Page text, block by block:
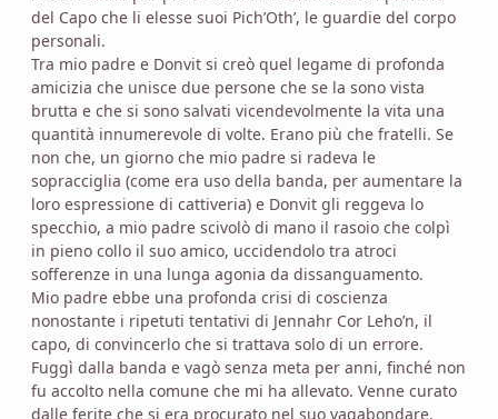
del Capo che li elesse suoi Pich’Oth’, le guardie del corpo
personali.
Tra mio padre e Donvit si creò quel legame di profonda
amicizia che unisce due persone che se la sono vista
brutta e che si sono salvati vicendevolmente la vita una
quantità innumerevole di volte. Erano più che fratelli. Se
non che, un giorno che mio padre si radeva le
sopracciglia (come era uso della banda, per aumentare la
loro espressione di cattiveria) e Donvit gli reggeva lo
specchio, a mio padre scivolò di mano il rasoio che colpì
in pieno collo il suo amico, uccidendolo tra atroci
sofferenze in una lunga agonia da dissanguamento.
Mio padre ebbe una profonda crisi di coscienza
nonostante i ripetuti tentativi di Jennahr Cor Leho’n, il
capo, di convincerlo che si trattava solo di un errore.
Fuggì dalla banda e vagò senza meta per anni, finché non
fu accolto nella comune che mi ha allevato. Venne curato
dalle ferite che si era procurato nel suo vagabondare,